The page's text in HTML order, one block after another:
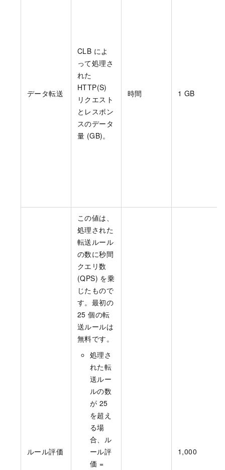
データ転送
CLB によ
って処理さ
れた
HTTP(S)
リクエスト
とレスポン
スのデータ
量 (GB)。
時間 1 GB
ルール評価
この値は、
処理された
転送ルール
の数に秒間
クエリ数
(QPS) を乗
じたもので
す。最初の
25 個の転
送ルールは
無料です。
処理さ
れた転
送ルー
ルの数
が 25
を超え
る場
合、ル
ール評
価 =
1,000